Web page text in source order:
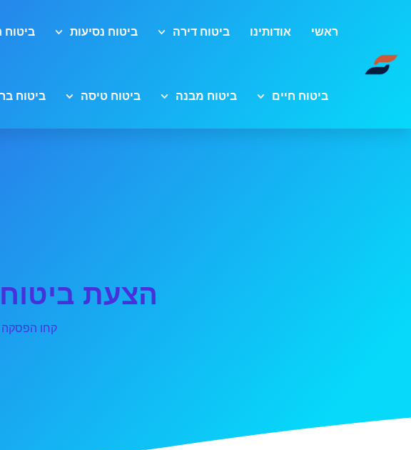
ראשי אודותינו ביטוח דירה ביטוח נסיעות ביטוח
ביטוח חיים ביטוח מבנה ביטוח טיסה ביטוח
הצעת
קחו הפסקה